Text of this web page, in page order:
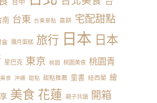
南 台東 台東景點 喜餅 宅配甜點
盒 彌月蛋糕 旅行 日本 日本
星巴克 東京 桃園 桃園美食 桃園青
食 沖繩 甜點 甜點推薦 童書 紐西蘭 繪
美食 花蓮 親子共讀 開箱